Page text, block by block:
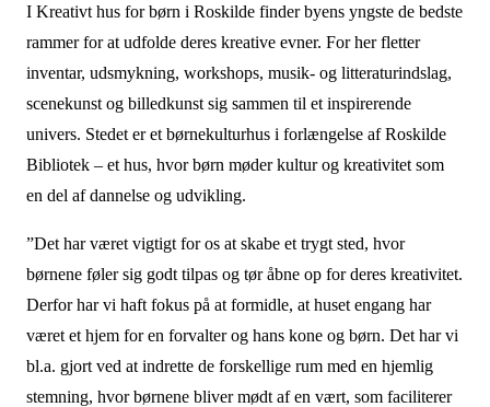
I Kreativt hus for børn i Roskilde finder byens yngste de bedste
rammer for at udfolde deres kreative evner. For her fletter
inventar, udsmykning, workshops, musik- og litteraturindslag,
scenekunst og billedkunst sig sammen til et inspirerende
univers. Stedet er et børnekulturhus i forlængelse af Roskilde
Bibliotek – et hus, hvor børn møder kultur og kreativitet som
en del af dannelse og udvikling.
”Det har været vigtigt for os at skabe et trygt sted, hvor
børnene føler sig godt tilpas og tør åbne op for deres kreativitet.
Derfor har vi haft fokus på at formidle, at huset engang har
været et hjem for en forvalter og hans kone og børn. Det har vi
bl.a. gjort ved at indrette de forskellige rum med en hjemlig
stemning, hvor børnene bliver mødt af en vært, som faciliterer